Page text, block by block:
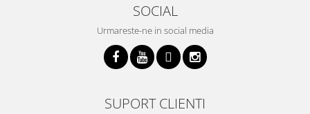
SOCIAL
Urmareste-ne in social media
SUPORT CLIENTI